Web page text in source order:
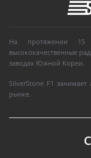
На протяжении 15
высококачественные
заводах Южной Кореи.
SilverStone F1
рынке.